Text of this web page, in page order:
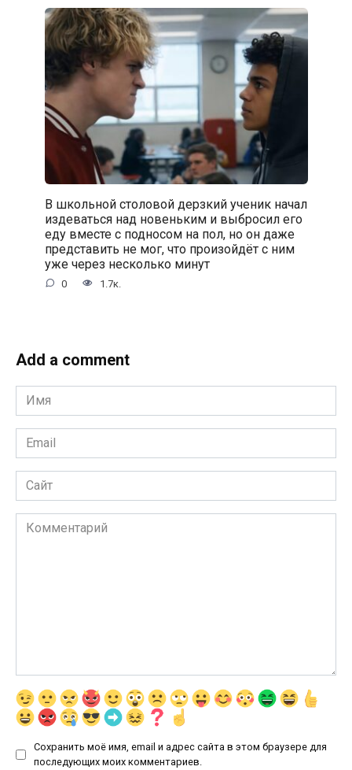
В школьной столовой дерзкий ученик начал
издеваться над новеньким и выбросил его
еду вместе с подносом на пол, но он даже
представить не мог, что произойдёт с ним
уже через несколько минут
0 1.7к.
Add a comment
Имя
*
Email
*
Сайт
Комментарий
Сохранить моё имя, email и адрес сайта в этом браузере для
последующих моих комментариев.